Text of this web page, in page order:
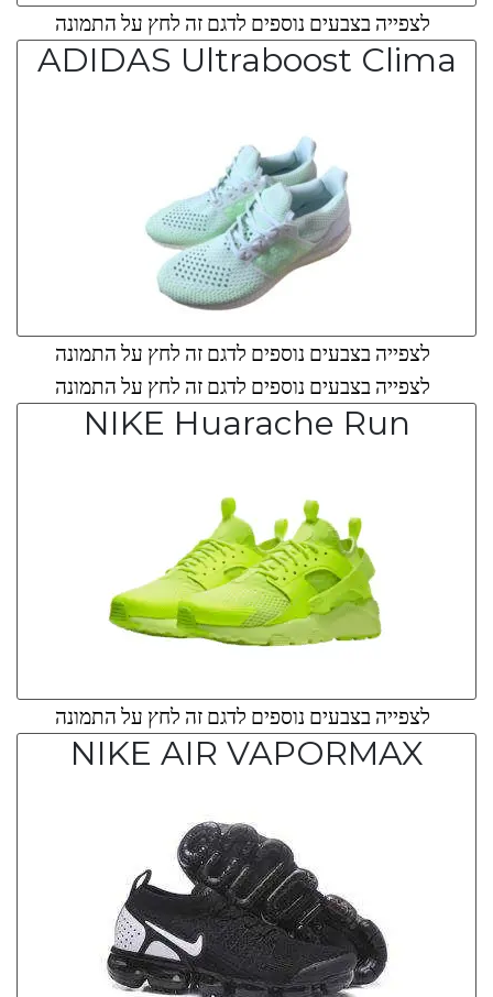
לצפייה בצבעים נוספים לדגם זה לחץ על התמונה
ADIDAS Ultraboost Clima
לצפייה בצבעים נוספים לדגם זה לחץ על התמונה
לצפייה בצבעים נוספים לדגם זה לחץ על התמונה
NIKE Huarache Run
לצפייה בצבעים נוספים לדגם זה לחץ על התמונה
NIKE AIR VAPORMAX